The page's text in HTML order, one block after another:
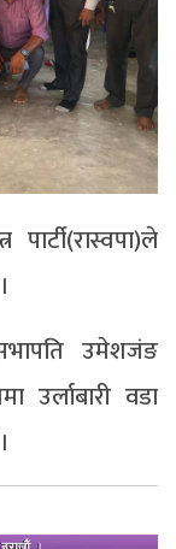
उमेशजंङ
उर्लाबारी वडा